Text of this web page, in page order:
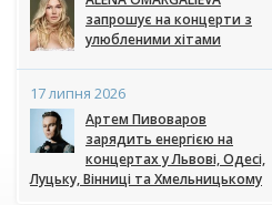
запрошує на концерти з
улюбленими хітами
17 липня 2026
Артем Пивоваров
зарядить енергією на
концертах у Львові, Одесі,
Луцьку, Вінниці та Хмельницькому